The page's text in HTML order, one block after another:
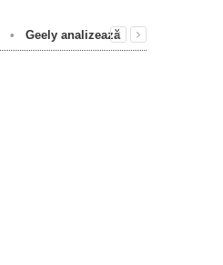
• Geely analizează